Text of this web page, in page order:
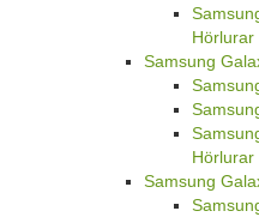
Hörlurar
Samsung
Hörlurar
Samsung